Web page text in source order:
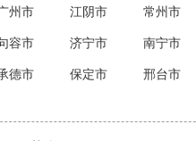
州市 江阴市 常州市
容市 济宁市 南宁市
德市 保定市 邢台市